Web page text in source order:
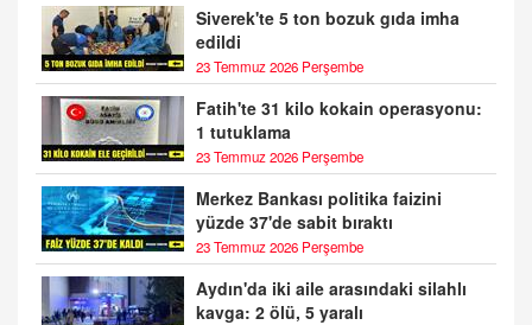
Siverek'te 5 ton bozuk gıda imha
edildi
23 Temmuz 2026 Perşembe
Fatih'te 31 kilo kokain operasyonu:
1 tutuklama
23 Temmuz 2026 Perşembe
Merkez Bankası politika faizini
yüzde 37'de sabit bıraktı
23 Temmuz 2026 Perşembe
Aydın'da iki aile arasındaki silahlı
kavga: 2 ölü, 5 yaralı